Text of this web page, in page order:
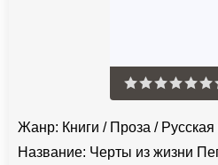
Жанр: Книги / Проза /
Название: Черты из жизни